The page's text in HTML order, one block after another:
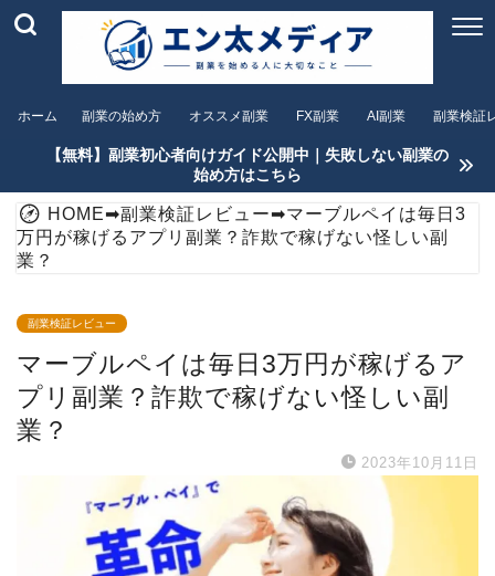
ホーム 副業の始め方 オススメ副業 FX副業 AI副業 副業検証
【無料】副業初心者向けガイド公開中｜失敗しない副業の
始め方はこちら
HOME➡副業検証レビュー➡マーブルペイは毎日3
万円が稼げるアプリ副業？詐欺で稼げない怪しい副
業？
副業検証レビュー
マーブルペイは毎日3万円が稼げるア
プリ副業？詐欺で稼げない怪しい副
業？
2023年10月11日